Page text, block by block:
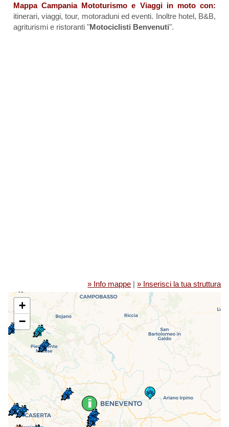
Mappa Campania Mototurismo e Viaggi in moto con:
itinerari, viaggi, tour, motoraduni ed eventi. Inoltre hotel, B&B,
agriturismi e ristoranti "Motociclisti Benvenuti".
» Info mappe |» Inserisci la tua struttura
+
−